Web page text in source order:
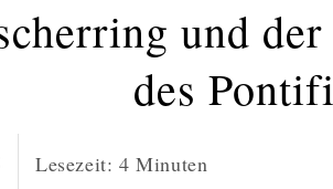
und
des
Lesezeit: 4 Minuten